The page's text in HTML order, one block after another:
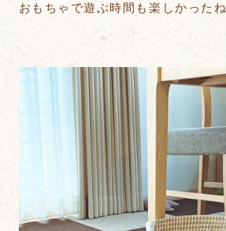
おもちゃで遊ぶ時間も楽しかったね